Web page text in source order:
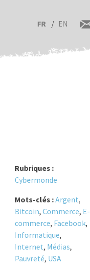
FR EN
Rubriques :
Cybermonde
Mots-clés :Argent,
Bitcoin, Commerce, E-
commerce, Facebook,
Informatique,
Internet, Médias,
Pauvreté, USA